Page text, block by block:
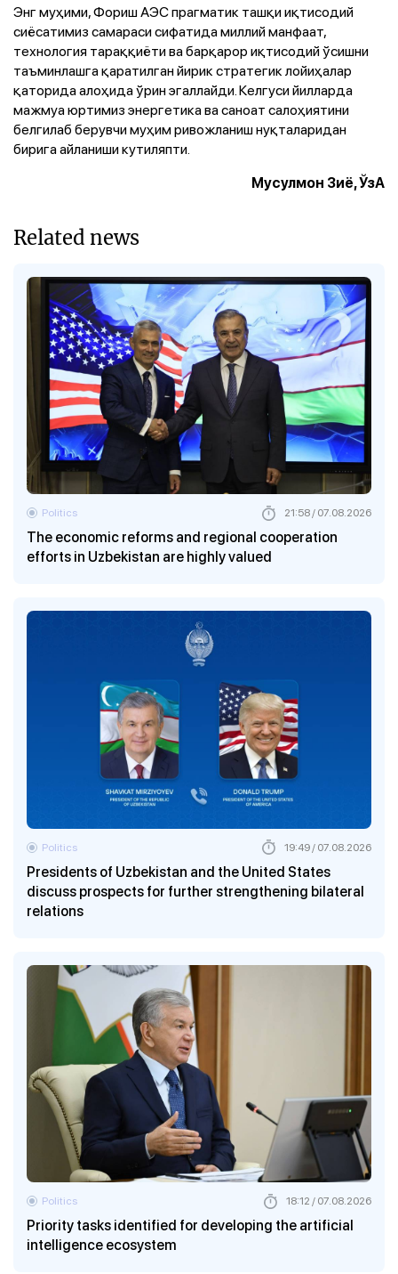
Энг муҳими, Фориш АЭС прагматик ташқи иқтисодий
сиёсатимиз самараси сифатида миллий манфаат,
технология тараққиёти ва барқарор иқтисодий ўсишни
таъминлашга қаратилган йирик стратегик лойиҳалар
қаторида алоҳида ўрин эгаллайди. Келгуси йилларда
мажмуа юртимиз энергетика ва саноат салоҳиятини
белгилаб берувчи муҳим ривожланиш нуқталаридан
бирига айланиши кутиляпти.
Мусулмон Зиё, ЎзА
Related news
The economic reforms and regional cooperation
efforts in Uzbekistan are highly valued
Politics 21:58 / 07.08.2026
Presidents of Uzbekistan and the United States
discuss prospects for further strengthening bilateral
relations
Politics 19:49 / 07.08.2026
Priority tasks identified for developing the artificial
intelligence ecosystem
Politics 18:12 / 07.08.2026